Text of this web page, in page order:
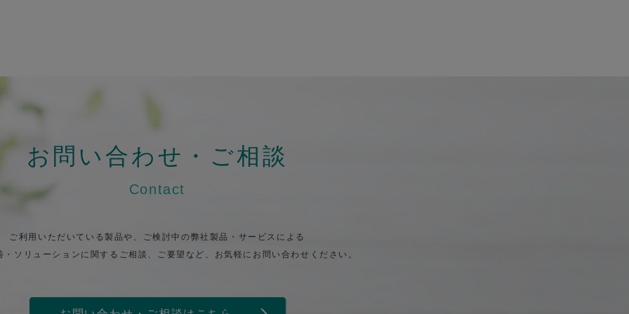
お問い合わせ・ご相談
Contact
ご利用いただいている製品や、ご検討中の弊社製品・サービスによる
・ソリューションに関するご相談、ご要望など、お気軽にお問い合わせください。